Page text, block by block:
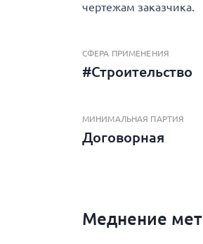
чертежам заказчика.
СФЕРА ПРИМЕНЕНИЯ
#Строительство
МИНИМАЛЬНАЯ ПАРТИЯ
Договорная
Меднение